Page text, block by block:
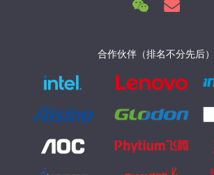
合作伙伴（排名不分先后）